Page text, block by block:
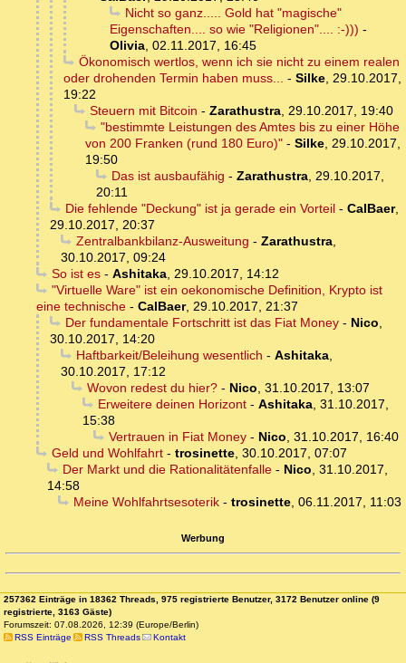
Nicht so ganz..... Gold hat "magische"
Eigenschaften.... so wie "Religionen".... :-))) -
Olivia, 02.11.2017, 16:45
Ökonomisch wertlos, wenn ich sie nicht zu einem realen
oder drohenden Termin haben muss... - Silke, 29.10.2017,
19:22
Steuern mit Bitcoin - Zarathustra, 29.10.2017, 19:40
"bestimmte Leistungen des Amtes bis zu einer Höhe
von 200 Franken (rund 180 Euro)" - Silke, 29.10.2017,
19:50
Das ist ausbaufähig - Zarathustra, 29.10.2017,
20:11
Die fehlende "Deckung" ist ja gerade ein Vorteil- CalBaer,
29.10.2017, 20:37
Zentralbankbilanz-Ausweitung - Zarathustra,
30.10.2017, 09:24
So ist es- Ashitaka, 29.10.2017, 14:12
"Virtuelle Ware" ist ein oekonomische Definition, Krypto ist
eine technische - CalBaer, 29.10.2017, 21:37
Der fundamentale Fortschritt ist das Fiat Money- Nico,
30.10.2017, 14:20
Haftbarkeit/Beleihung wesentlich - Ashitaka,
30.10.2017, 17:12
Wovon redest du hier?- Nico, 31.10.2017, 13:07
Erweitere deinen Horizont- Ashitaka, 31.10.2017,
15:38
Vertrauen in Fiat Money- Nico, 31.10.2017, 16:40
Geld und Wohlfahrt- trosinette, 30.10.2017, 07:07
Der Markt und die Rationalitätenfalle- Nico, 31.10.2017,
14:58
Meine Wohlfahrtsesoterik- trosinette, 06.11.2017, 11:03
Werbung
257362 Einträge in 18362 Threads, 975 registrierte Benutzer, 3172 Benutzer online (9
registrierte, 3163 Gäste)
Forumszeit: 07.08.2026, 12:39 (Europe/Berlin)
RSS Einträge
RSS Threads Kontakt